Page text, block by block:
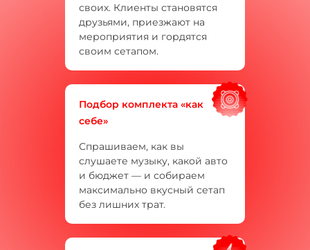
своих. Клиенты становятся
друзьями, приезжают на
мероприятия и гордятся
своим сетапом.
Подбор комплекта «как
себе»
Спрашиваем, как вы
слушаете музыку, какой авто
и бюджет — и собираем
максимально вкусный сетап
без лишних трат.